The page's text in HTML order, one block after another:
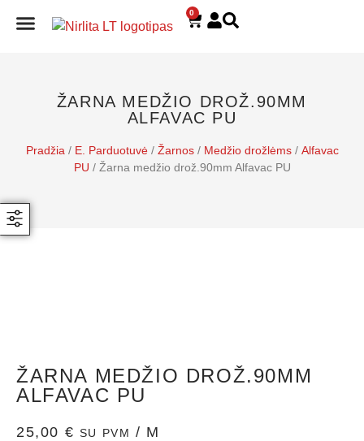
0
ŽARNA MEDŽIO DROŽ.90MM
ALFAVAC PU
Pradžia / E. Parduotuvė/ Žarnos/ Medžio drožlėms/ Alfavac
PU / Žarna medžio drož.90mm Alfavac PU
ŽARNA MEDŽIO DROŽ.90MM
ALFAVAC PU
25,00 € SU PVM / M